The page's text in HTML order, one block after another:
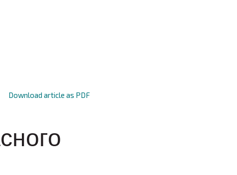
Download article as PDF